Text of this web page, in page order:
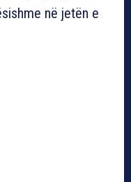
në jetën e